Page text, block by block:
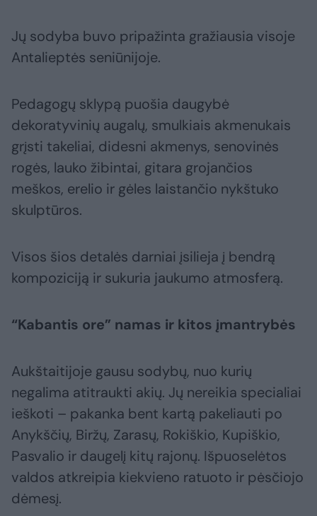
Jų sodyba buvo pripažinta gražiausia visoje
Antalieptės seniūnijoje.
Pedagogų sklypą puošia daugybė
dekoratyvinių augalų, smulkiais akmenukais
grįsti takeliai, didesni akmenys, senovinės
rogės, lauko žibintai, gitara grojančios
meškos, erelio ir gėles laistančio nykštuko
skulptūros.
Visos šios detalės darniai įsilieja į bendrą
kompoziciją ir sukuria jaukumo atmosferą.
“Kabantis ore” namas ir kitos įmantrybės
Aukštaitijoje gausu sodybų, nuo kurių
negalima atitraukti akių. Jų nereikia specialiai
ieškoti – pakanka bent kartą pakeliauti po
Anykščių, Biržų, Zarasų, Rokiškio, Kupiškio,
Pasvalio ir daugelį kitų rajonų. Išpuoselėtos
valdos atkreipia kiekvieno ratuoto ir pėsčiojo
dėmesį.